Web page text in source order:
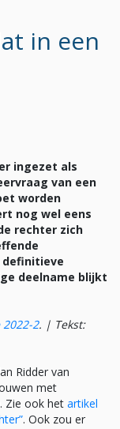
in een
ingezet als
van een
worden
nog wel eens
rechter zich
definitieve
deelname blijkt
2022-2. | Tekst:
Ridder van
met
Zie ook het artikel
. Ook zou er